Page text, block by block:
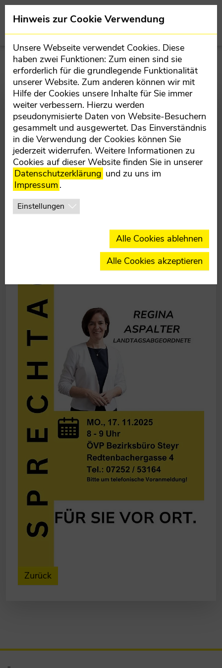
Direkt zur Hauptnavigation springen
Direkt zum Inhalt springen
steyr-land.oevp.at
SPRECHTAG LABG. REGINA
ASPALTER
12.11.2025
Montag, 17. Nov.
8 - 9 Uhr
ÖVP Bezirksbüro, Redtenbachergasse 4
Zurück
BEZIRKSPARTEIVORSTAND
MANDATARE
TEILORGANISATIONEN
BEZIRKSBÜRO
Hinweis zur Cookie Verwendung
Unsere Webseite verwendet Cookies. Diese
haben zwei Funktionen: Zum einen sind sie
erforderlich für die grundlegende Funktionalität
unserer Website. Zum anderen können wir mit
Hilfe der Cookies unsere Inhalte für Sie immer
weiter verbessern. Hierzu werden
pseudonymisierte Daten von Website-Besuchern
gesammelt und ausgewertet. Das Einverständnis
in die Verwendung der Cookies können Sie
jederzeit widerrufen. Weitere Informationen zu
Cookies auf dieser Website finden Sie in unserer
Datenschutzerklärung und zu uns im
Impressum .
Einstellungen
Alle Cookies ablehnen
Alle Cookies akzeptieren